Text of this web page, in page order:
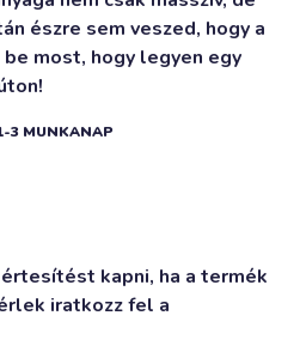
észre sem veszed, hogy a
most, hogy legyen egy
3 MUNKANAP
kapni, ha a termék
iratkozz fel a